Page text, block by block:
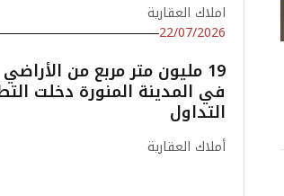
املاك العقارية
22/07/2026
19 مليون متر مربع من
في المدينة المنورة دخلت
التداول
أملاك العقارية